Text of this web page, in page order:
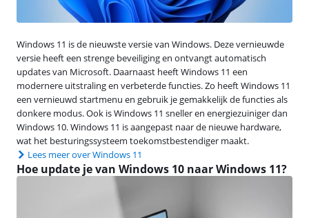
Windows 11 is de nieuwste versie van Windows. Deze vernieuwde
versie heeft een strenge beveiliging en ontvangt automatisch
updates van Microsoft. Daarnaast heeft Windows 11 een
modernere uitstraling en verbeterde functies. Zo heeft Windows 11
een vernieuwd startmenu en gebruik je gemakkelijk de functies als
donkere modus. Ook is Windows 11 sneller en energiezuiniger dan
Windows 10. Windows 11 is aangepast naar de nieuwe hardware,
wat het besturingssysteem toekomstbestendiger maakt.
Lees meer over Windows 11
Hoe update je van Windows 10 naar Windows 11?